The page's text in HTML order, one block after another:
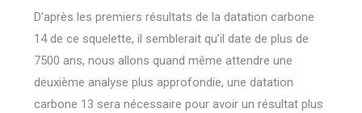
D’après les premiers résultats de la datation carbone
14 de ce squelette, il semblerait qu’il date de plus de
7500 ans, nous allons quand même attendre une
deuxième analyse plus approfondie, une datation
carbone 13 sera nécessaire pour avoir un résultat plus